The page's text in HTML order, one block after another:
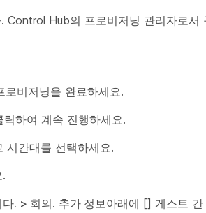
Hub의 프로비저닝 관리자로서
로비저닝을 완료하세요.
릭하여 계속 진행하세요.
시간대를 선택하세요.
. > 회의. 추가 정보아래에 [] 게스트